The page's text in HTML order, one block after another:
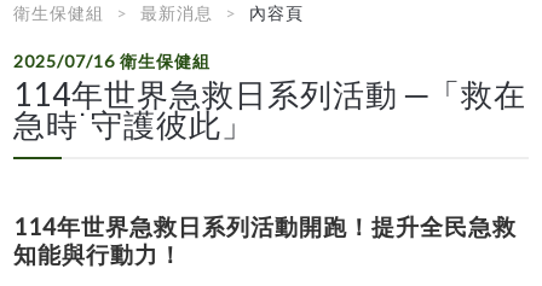
衛生保健組 最新消息 內容頁
2025/07/16衛生保健組
114年世界急救日系列活動 ─「救在
急時˙守護彼此」
114年世界急救日系列活動開跑！提升全民急救
知能與行動力！